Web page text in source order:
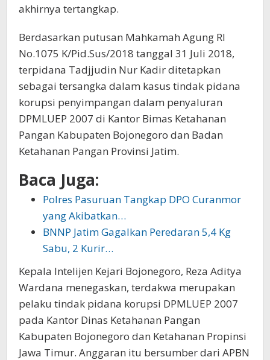
akhirnya tertangkap.
Berdasarkan putusan Mahkamah Agung RI
No.1075 K/Pid.Sus/2018 tanggal 31 Juli 2018,
terpidana Tadjjudin Nur Kadir ditetapkan
sebagai tersangka dalam kasus tindak pidana
korupsi penyimpangan dalam penyaluran
DPMLUEP 2007 di Kantor Bimas Ketahanan
Pangan Kabupaten Bojonegoro dan Badan
Ketahanan Pangan Provinsi Jatim.
Baca Juga:
Polres Pasuruan Tangkap DPO Curanmor
yang Akibatkan…
BNNP Jatim Gagalkan Peredaran 5,4 Kg
Sabu, 2 Kurir…
Kepala Intelijen Kejari Bojonegoro, Reza Aditya
Wardana menegaskan, terdakwa merupakan
pelaku tindak pidana korupsi DPMLUEP 2007
pada Kantor Dinas Ketahanan Pangan
Kabupaten Bojonegoro dan Ketahanan Propinsi
Jawa Timur. Anggaran itu bersumber dari APBN